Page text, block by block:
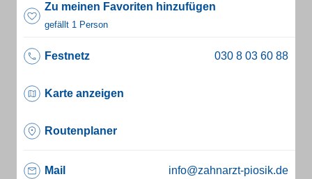
Zu meinen Favoriten hinzufügen
gefällt 1 Person
Festnetz
Karte anzeigen
Routenplaner
Mail info@zahnarzt-piosik.de